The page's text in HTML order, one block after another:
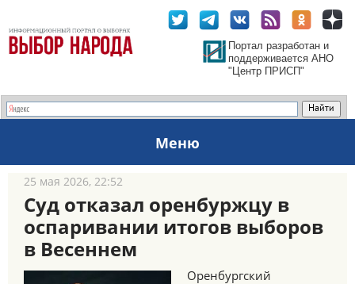
Портал разработан и
поддерживается АНО
"Центр ПРИСП"
Меню
25 мая 2026, 22:52
Суд отказал оренбуржцу в
оспаривании итогов выборов
в Весеннем
Оренбургский